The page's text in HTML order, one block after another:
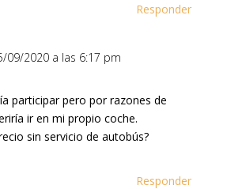
Responder
09/2020 a las 6:17 pm
participar pero por razones de
ir en mi propio coche.
sin servicio de autobús?
Responder